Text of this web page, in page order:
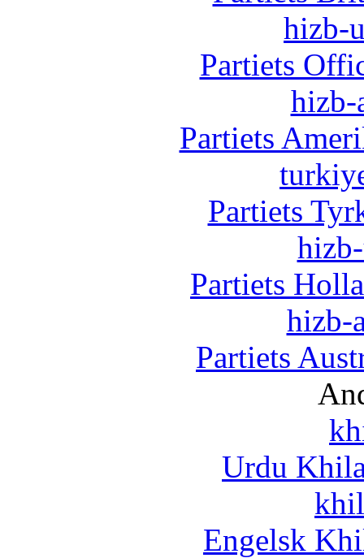
hizb-
Partiets
hizb-
Partiets
Partiets
Partiets
hizb-
Partiets
Urdu
Engelsk